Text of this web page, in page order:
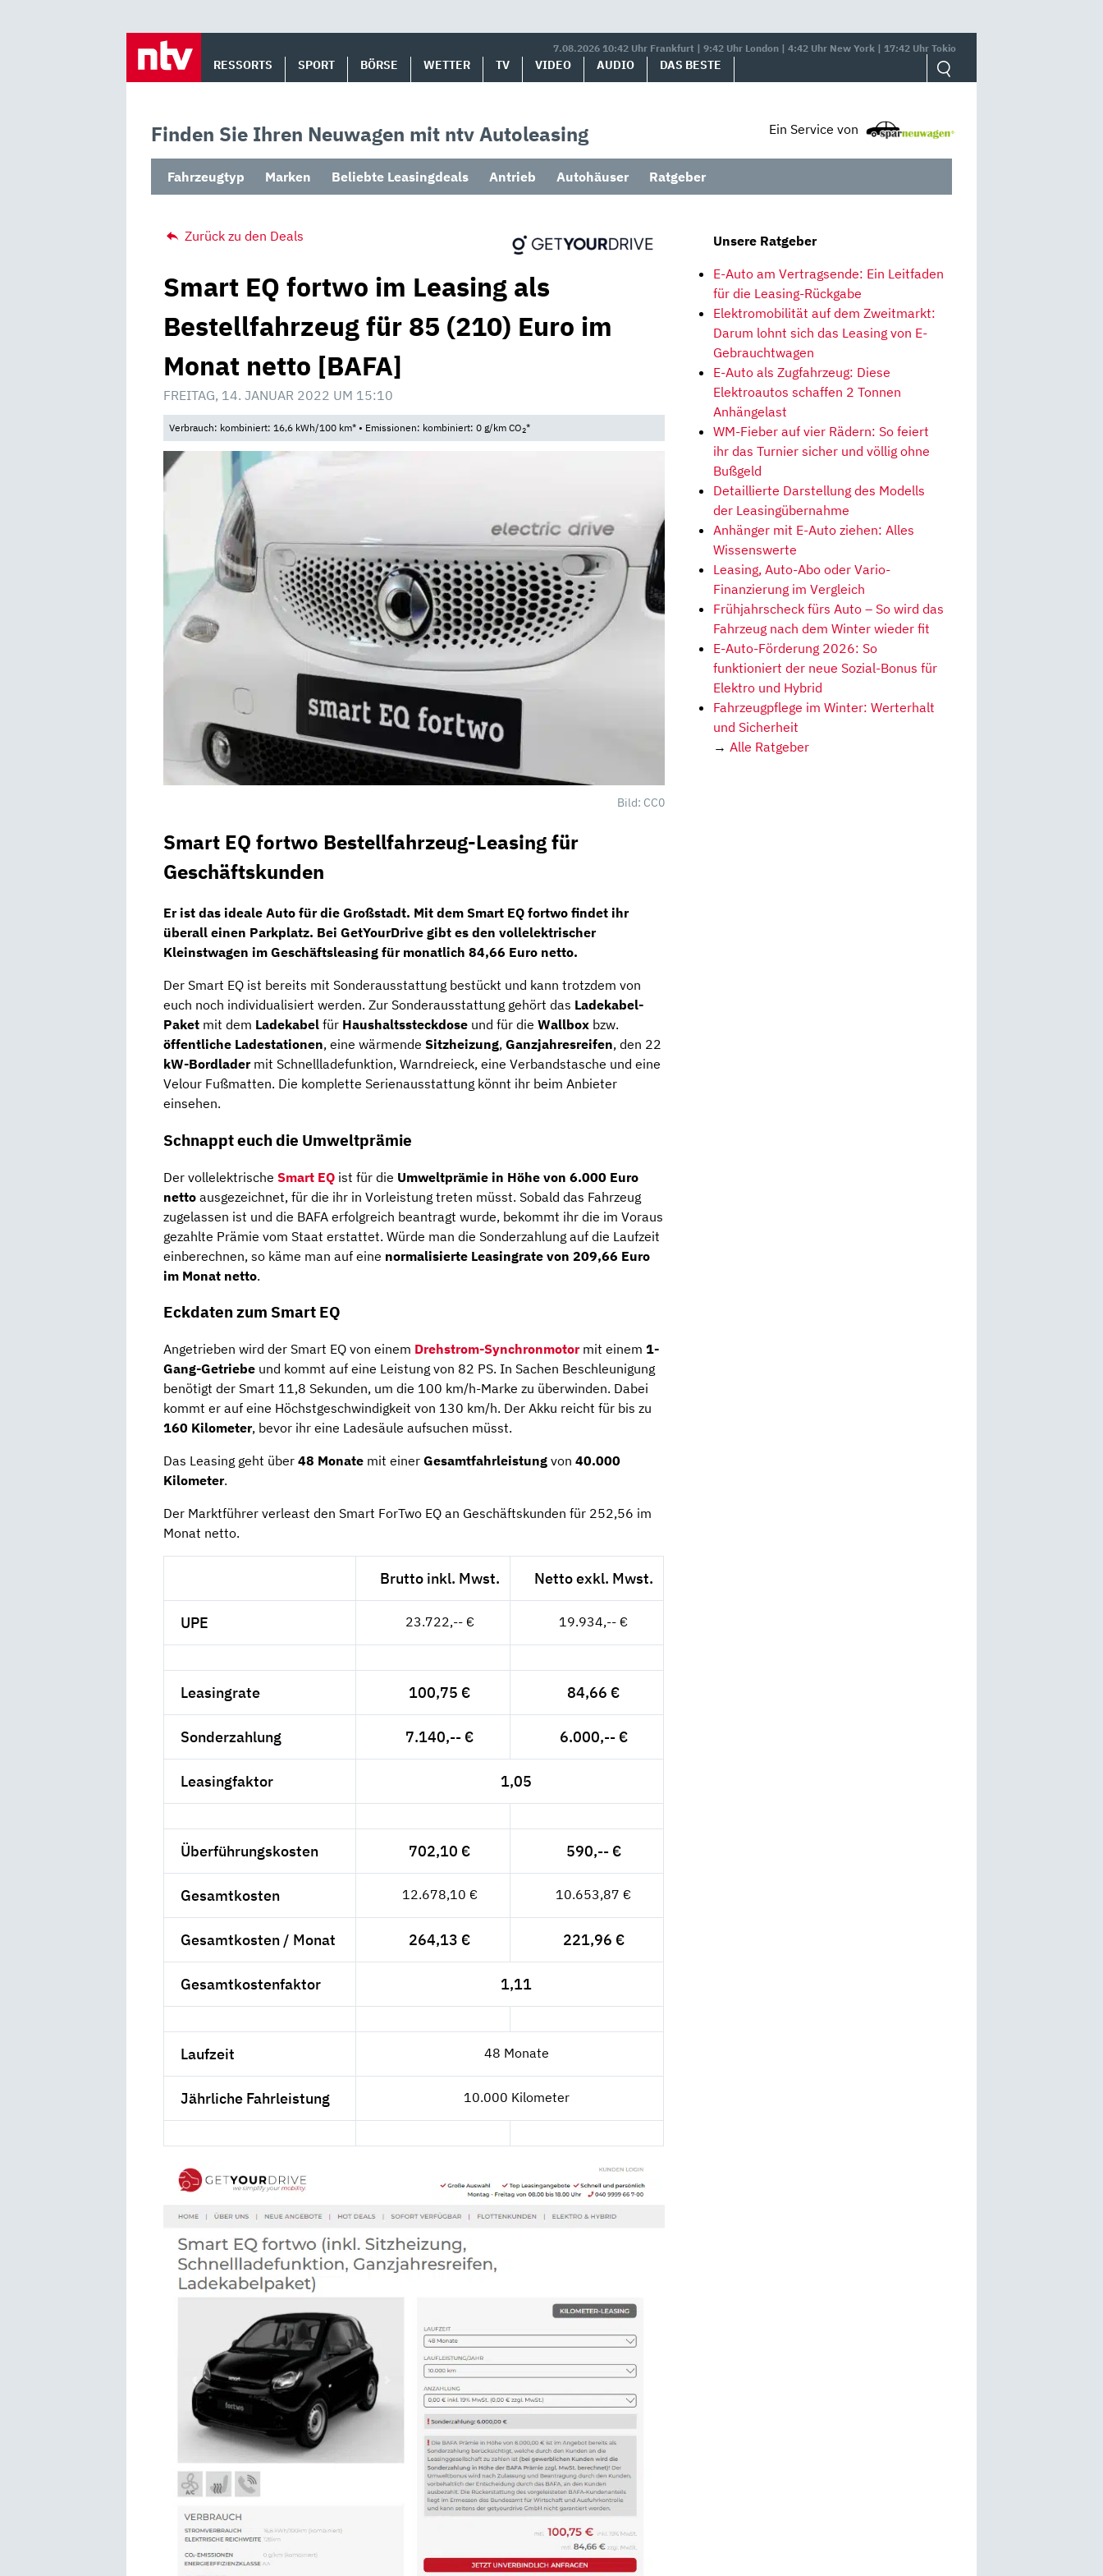
7.08.2026 10:42 Uhr Frankfurt | 9:42 Uhr London | 4:42 Uhr New York | 17:42 Uhr Tokio
RESSORTS SPORT BÖRSE WETTER TV VIDEO AUDIO DAS BESTE
Finden Sie Ihren Neuwagen mit ntv Autoleasing Ein Service von
Fahrzeugtyp Marken Beliebte Leasingdeals Antrieb Autohäuser Ratgeber
Zurück zu den Deals
Smart EQ fortwo im Leasing als
Bestellfahrzeug für 85 (210) Euro im
Monat netto [BAFA]
FREITAG, 14. JANUAR 2022 UM 15:10
Verbrauch: kombiniert: 16,6 kWh/100 km* • Emissionen: kombiniert: 0 g/km CO2*
Bild: CC0
Smart EQ fortwo Bestellfahrzeug-Leasing für
Geschäftskunden
Er ist das ideale Auto für die Großstadt. Mit dem Smart EQ fortwo findet ihr
überall einen Parkplatz. Bei GetYourDrive gibt es den vollelektrischer
Kleinstwagen im Geschäftsleasing für monatlich 84,66 Euro netto.
Der Smart EQ ist bereits mit Sonderausstattung bestückt und kann trotzdem von
euch noch individualisiert werden. Zur Sonderausstattung gehört das Ladekabel-
Paket mit dem Ladekabel für Haushaltssteckdose und für die Wallbox bzw.
öffentliche Ladestationen, eine wärmende Sitzheizung, Ganzjahresreifen, den 22
kW-Bordladermit Schnellladefunktion, Warndreieck, eine Verbandstasche und eine
Velour Fußmatten. Die komplette Serienausstattung könnt ihr beim Anbieter
einsehen.
Schnappt euch die Umweltprämie
Der vollelektrische Smart EQ ist für die Umweltprämie in Höhe von 6.000 Euro
netto ausgezeichnet, für die ihr in Vorleistung treten müsst. Sobald das Fahrzeug
zugelassen ist und die BAFA erfolgreich beantragt wurde, bekommt ihr die im Voraus
gezahlte Prämie vom Staat erstattet. Würde man die Sonderzahlung auf die Laufzeit
einberechnen, so käme man auf eine normalisierte Leasingrate von 209,66 Euro
im Monat netto.
Eckdaten zum Smart EQ
Angetrieben wird der Smart EQ von einem Drehstrom-Synchronmotor mit einem 1-
Gang-Getriebe und kommt auf eine Leistung von 82 PS. In Sachen Beschleunigung
benötigt der Smart 11,8 Sekunden, um die 100 km/h-Marke zu überwinden. Dabei
kommt er auf eine Höchstgeschwindigkeit von 130 km/h. Der Akku reicht für bis zu
160 Kilometer, bevor ihr eine Ladesäule aufsuchen müsst.
Das Leasing geht über 48 Monate mit einer Gesamtfahrleistung von 40.000
Kilometer.
Der Marktführer verleast den Smart ForTwo EQ an Geschäftskunden für 252,56 im
Monat netto.
Brutto inkl. Mwst. Netto exkl. Mwst.
UPE 23.722,-- € 19.934,-- €
Leasingrate 100,75 € 84,66 €
Sonderzahlung 7.140,-- € 6.000,-- €
Leasingfaktor 1,05
Überführungskosten 702,10 € 590,-- €
Gesamtkosten 12.678,10 € 10.653,87 €
Gesamtkosten / Monat 264,13 € 221,96 €
Gesamtkostenfaktor 1,11
Laufzeit 48 Monate
Jährliche Fahrleistung 10.000 Kilometer
Unsere Ratgeber
E-Auto am Vertragsende: Ein Leitfaden
für die Leasing-Rückgabe
Elektromobilität auf dem Zweitmarkt:
Darum lohnt sich das Leasing von E-
Gebrauchtwagen
E-Auto als Zugfahrzeug: Diese
Elektroautos schaffen 2 Tonnen
Anhängelast
WM-Fieber auf vier Rädern: So feiert
ihr das Turnier sicher und völlig ohne
Bußgeld
Detaillierte Darstellung des Modells
der Leasingübernahme
Anhänger mit E-Auto ziehen: Alles
Wissenswerte
Leasing, Auto-Abo oder Vario-
Finanzierung im Vergleich
Frühjahrscheck fürs Auto – So wird das
Fahrzeug nach dem Winter wieder fit
E-Auto-Förderung 2026: So
funktioniert der neue Sozial-Bonus für
Elektro und Hybrid
Fahrzeugpflege im Winter: Werterhalt
und Sicherheit
→ Alle Ratgeber